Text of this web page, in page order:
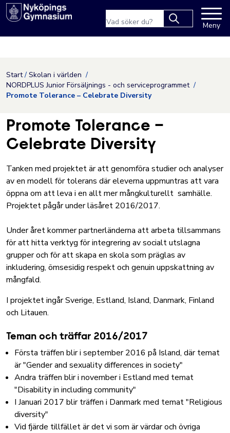
Hoppa till innehåll
Nyköpings kommuns
Meny
Start
Skolan i världen
NORDPLUS Junior Försäljnings - och serviceprogrammet
Promote Tolerance – Celebrate Diversity
Promote Tolerance –
Celebrate Diversity
Tanken med projektet är att genomföra studier och analyser
av en modell för tolerans där eleverna uppmuntras att vara
öppna om att leva i en allt mer mångkulturellt samhälle.
Projektet pågår under läsåret 2016/2017.
Under året kommer partnerländerna att arbeta tillsammans
för att hitta verktyg för integrering av socialt utslagna
grupper och för att skapa en skola som präglas av
inkludering, ömsesidig respekt och genuin uppskattning av
mångfald.
I projektet ingår Sverige, Estland, Island, Danmark, Finland
och Litauen.
Teman och träffar 2016/2017
Första träffen blir i september 2016 på Island, där temat
är "Gender and sexuality differences in society"
Andra träffen blir i november i Estland med temat
"Disability in including community"
I Januari 2017 blir träffen i Danmark med temat "Religious
diversity"
Vid fjärde tillfället är det vi som är värdar och övriga